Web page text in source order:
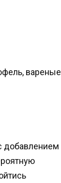
вареные
добавлением